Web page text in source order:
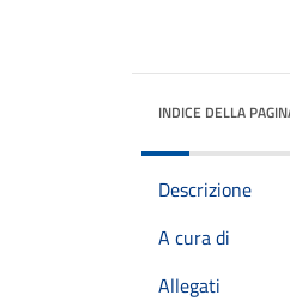
INDICE DELLA
Descrizione
A cura di
Allegati